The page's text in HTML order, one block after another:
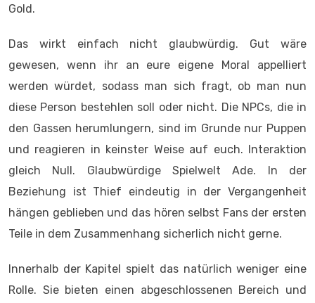
Gold.
Das wirkt einfach nicht glaubwürdig. Gut wäre
gewesen, wenn ihr an eure eigene Moral appelliert
werden würdet, sodass man sich fragt, ob man nun
diese Person bestehlen soll oder nicht. Die NPCs, die in
den Gassen herumlungern, sind im Grunde nur Puppen
und reagieren in keinster Weise auf euch. Interaktion
gleich Null. Glaubwürdige Spielwelt Ade. In der
Beziehung ist Thief eindeutig in der Vergangenheit
hängen geblieben und das hören selbst Fans der ersten
Teile in dem Zusammenhang sicherlich nicht gerne.
Innerhalb der Kapitel spielt das natürlich weniger eine
Rolle. Sie bieten einen abgeschlossenen Bereich und